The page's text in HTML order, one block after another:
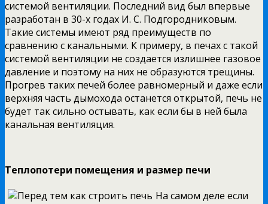
системой вентиляции. Последний вид был впервые
разработан в 30-х годах И. С. Подгородниковым.
Такие системы имеют ряд преимуществ по
сравнению с канальными. К примеру, в печах с такой
системой вентиляции не создается излишнее газовое
давление и поэтому на них не образуются трещины.
Прогрев таких печей более равномерный и даже если
верхняя часть дымохода останется открытой, печь не
будет так сильно остывать, как если бы в ней была
канальная вентиляция.
Теплопотери помещения и размер печи
На самом деле если